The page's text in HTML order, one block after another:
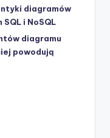
diagramów
i NoSQL
diagramu
powodują